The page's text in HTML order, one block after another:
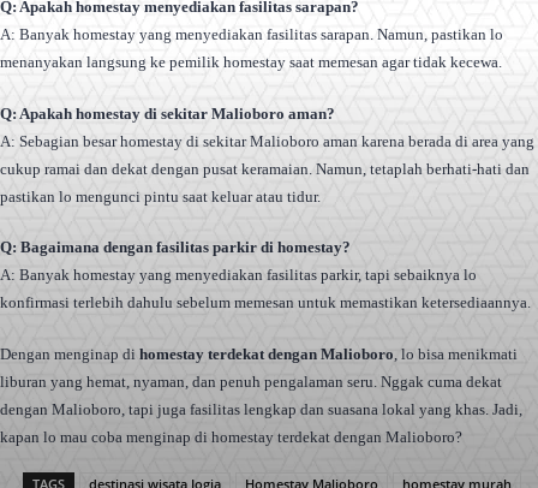
Q: Apakah homestay menyediakan fasilitas sarapan?
A: Banyak homestay yang menyediakan fasilitas sarapan. Namun, pastikan lo
menanyakan langsung ke pemilik homestay saat memesan agar tidak kecewa.
Q: Apakah homestay di sekitar Malioboro aman?
A: Sebagian besar homestay di sekitar Malioboro aman karena berada di area yang
cukup ramai dan dekat dengan pusat keramaian. Namun, tetaplah berhati-hati dan
pastikan lo mengunci pintu saat keluar atau tidur.
Q: Bagaimana dengan fasilitas parkir di homestay?
A: Banyak homestay yang menyediakan fasilitas parkir, tapi sebaiknya lo
konfirmasi terlebih dahulu sebelum memesan untuk memastikan ketersediaannya.
Dengan menginap di homestay terdekat dengan Malioboro , lo bisa menikmati
liburan yang hemat, nyaman, dan penuh pengalaman seru. Nggak cuma dekat
dengan Malioboro, tapi juga fasilitas lengkap dan suasana lokal yang khas. Jadi,
kapan lo mau coba menginap di homestay terdekat dengan Malioboro?
TAGS destinasi wisata Jogja Homestay Malioboro
homestay murah